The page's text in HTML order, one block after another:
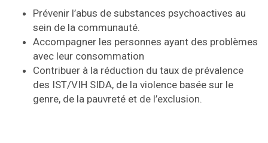
Prévenir l’abus de substances psychoactives au
sein de la communauté.
Accompagner les personnes ayant des problèmes
avec leur consommation
Contribuer à la réduction du taux de prévalence
des IST/VIH SIDA, de la violence basée sur le
genre, de la pauvreté et de l’exclusion.